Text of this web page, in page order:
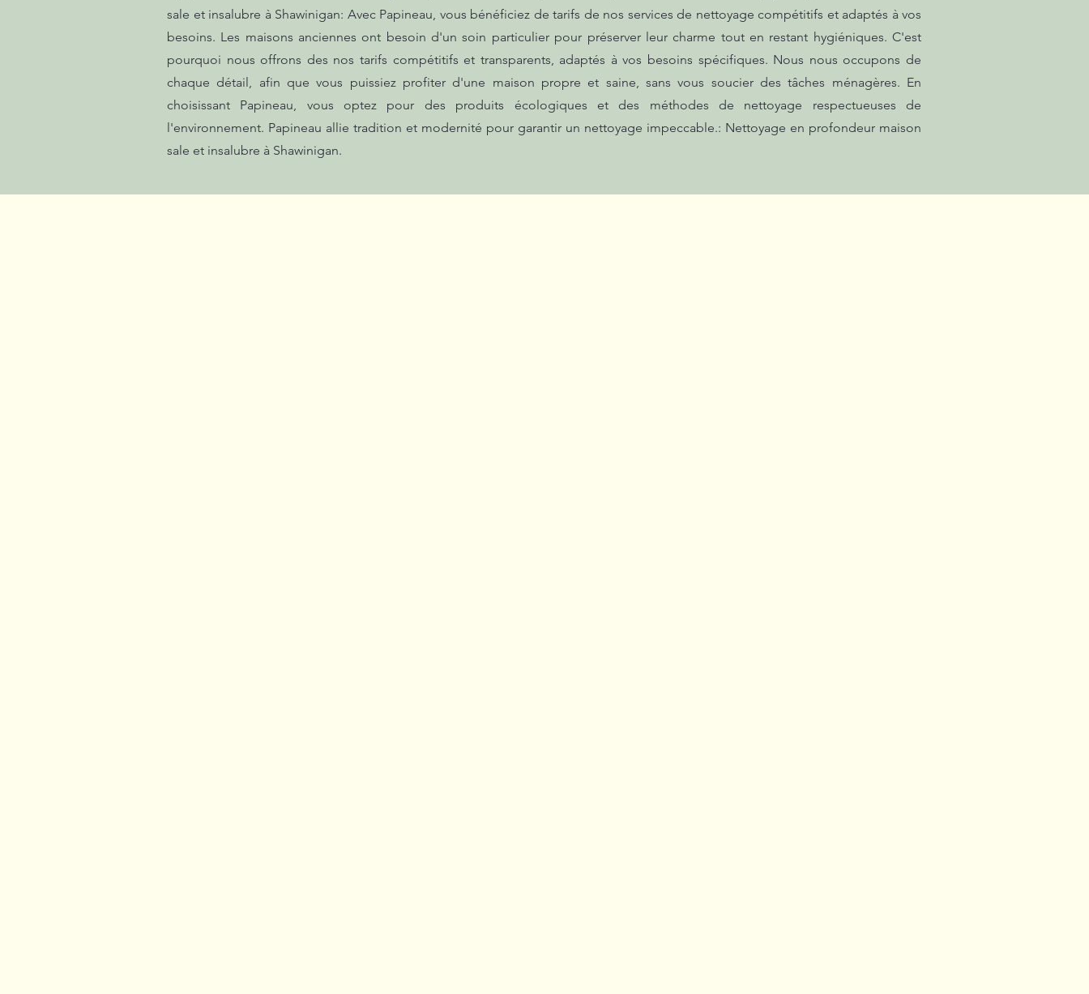
sale et insalubre à Shawinigan: Avec Papineau, vous bénéficiez de tarifs de nos services de nettoyage compétitifs et adaptés à vos
besoins. Les maisons anciennes ont besoin d'un soin particulier pour préserver leur charme tout en restant hygiéniques. C'est
pourquoi nous offrons des nos tarifs compétitifs et transparents, adaptés à vos besoins spécifiques. Nous nous occupons de
chaque détail, afin que vous puissiez profiter d'une maison propre et saine, sans vous soucier des tâches ménagères. En
choisissant Papineau, vous optez pour des produits écologiques et des méthodes de nettoyage respectueuses de
l'environnement. Papineau allie tradition et modernité pour garantir un nettoyage impeccable.: Nettoyage en profondeur maison
sale et insalubre à Shawinigan.